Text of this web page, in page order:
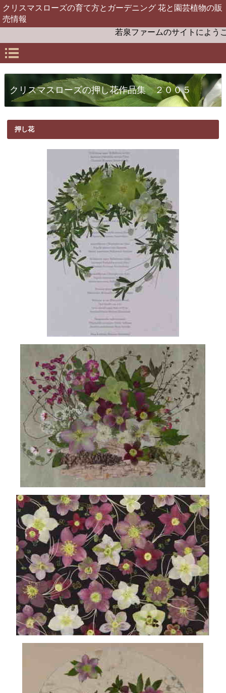
クリスマスローズの育て方とガーデニング 花と園芸植物の販
売情報
若泉ファームのサイトにようこそ
クリスマスローズの押し花作品集 ２００５
押し花